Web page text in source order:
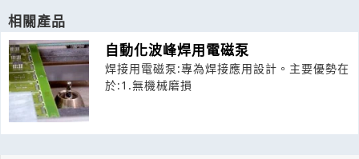
相關產品
自動化波峰焊用電磁泵
焊接用電磁泵:專為焊接應用設計。主要優勢在
於:1.無機械磨損